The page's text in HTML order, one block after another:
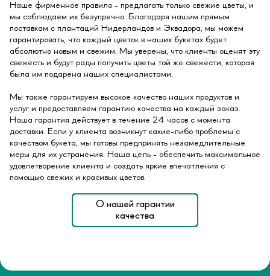
Наше фирменное правило - предлагать только свежие цветы, и
мы соблюдаем их безупречно. Благодаря нашим прямым
поставкам с плантаций Нидерландов и Эквадора, мы можем
гарантировать, что каждый цветок в наших букетах будет
абсолютно новым и свежим. Мы уверены, что клиенты оценят эту
свежесть и будут рады получить цветы той же свежести, которая
была им подарена наших специалистами.
Мы также гарантируем высокое качество наших продуктов и
услуг и предоставляем гарантию качества на каждый заказ.
Наша гарантия действует в течение 24 часов с момента
доставки. Если у клиента возникнут какие-либо проблемы с
качеством букета, мы готовы предпринять незамедлительные
меры для их устранения. Наша цель - обеспечить максимальное
удовлетворение клиента и создать яркие впечатления с
помощью свежих и красивых цветов.
О нашей гарантии
качества